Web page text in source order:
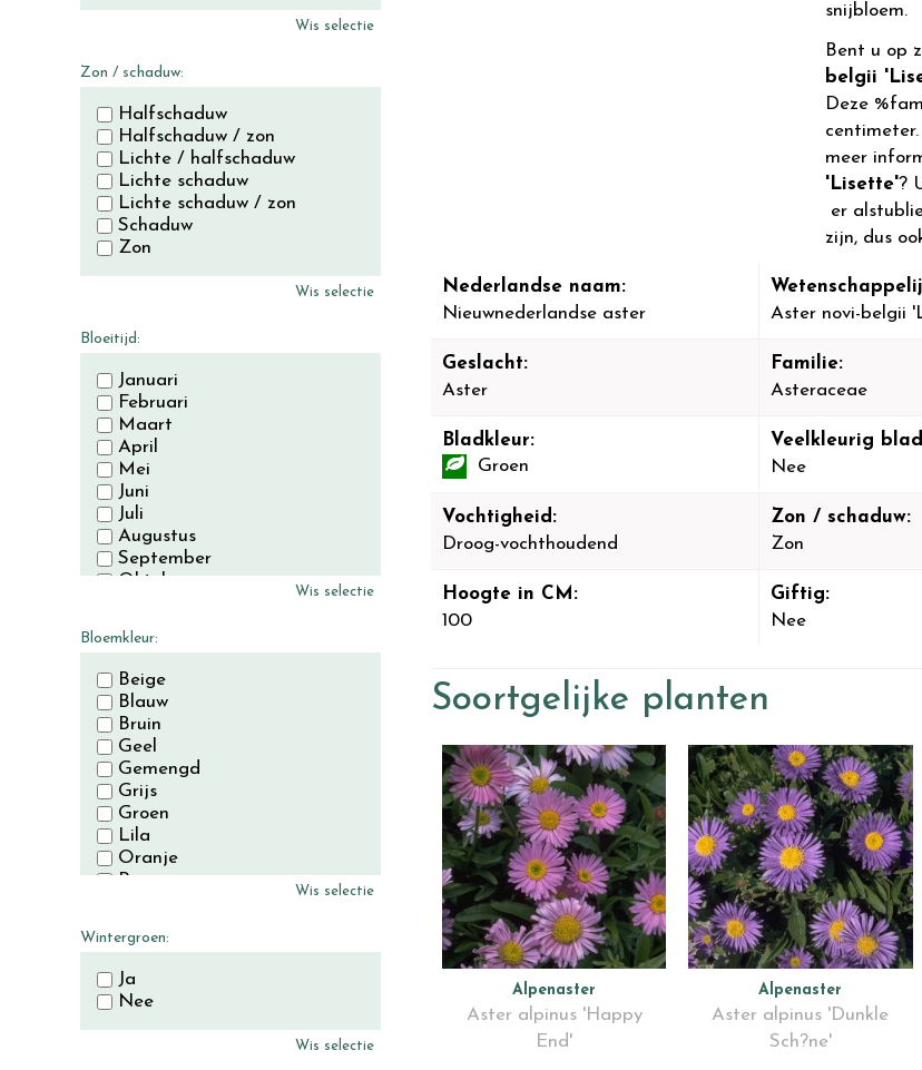
snijbloem.
Bent u op
belgii
Deze
meer
'Lisette'?
er
zijn, dus
Nederlandse naam:
Nieuwnederlandse aster
Aster novi-belgii
Geslacht:
Aster
Familie:
Asteraceae
Bladkleur:
Groen
Veelkleurig
Nee
Vochtigheid:
Droog-vochthoudend
Zon / schaduw:
Zon
Hoogte in CM:
100
Giftig:
Nee
Soortgelijke planten
Alpenaster
Aster alpinus 'Happy
End'
Alpenaster
Aster alpinus 'Dunkle
Sch?ne'
Wis selectie
Zon / schaduw:
Halfschaduw
Halfschaduw / zon
Lichte / halfschaduw
Lichte schaduw
Lichte schaduw / zon
Schaduw
Zon
Wis selectie
Bloeitijd:
Januari
Februari
Maart
April
Mei
Juni
Juli
Augustus
September
Oktober
Wis selectie
Bloemkleur:
Beige
Blauw
Bruin
Geel
Gemengd
Grijs
Groen
Lila
Oranje
Paars
Wit
Zwart
Wis selectie
Wintergroen:
Ja
Nee
Wis selectie